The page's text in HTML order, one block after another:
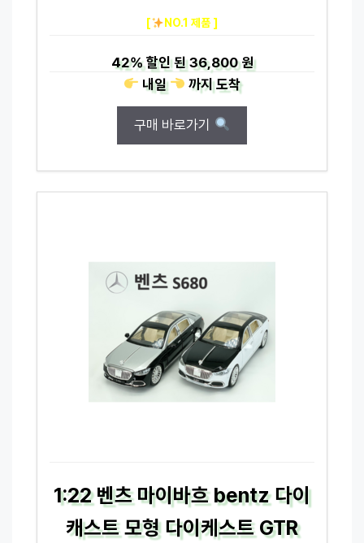
[ NO.1 제품 ]
42%할인 된36,800 원
내일
까지도착
구매 바로가기
1:22 벤츠 마이바흐 bentz 다이
캐스트 모형 다이케스트 GTR